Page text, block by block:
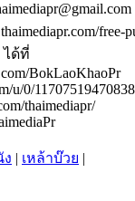
free-
ได้ที่
BokLaoKhaoPr
u/0/
thaimediapr/
| เหล้าบ๊วย |